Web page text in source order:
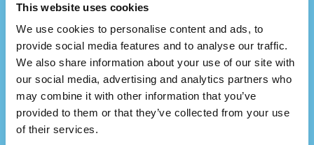
This website uses cookies
We use cookies to personalise content and ads, to
provide social media features and to analyse our traffic.
We also share information about your use of our site with
our social media, advertising and analytics partners who
may combine it with other information that you’ve
provided to them or that they’ve collected from your use
of their services.
Ви представляєте
консалтингову фірму?
Співпрацюйте з нами та створюйте ще більші
цінності для своїх сертифікованих клієнтів!
Зв'яжіться з нами для отримання додаткової